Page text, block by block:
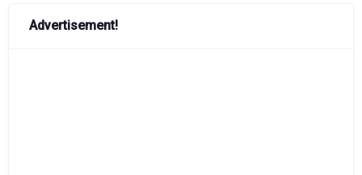
Advertisement!